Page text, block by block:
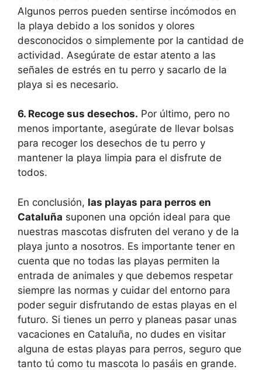
Algunos perros pueden sentirse incómodos en
la playa debido a los sonidos y olores
desconocidos o simplemente por la cantidad de
actividad. Asegúrate de estar atento a las
señales de estrés en tu perro y sacarlo de la
playa si es necesario.
6. Recoge sus desechos. Por último, pero no
menos importante, asegúrate de llevar bolsas
para recoger los desechos de tu perro y
mantener la playa limpia para el disfrute de
todos.
En conclusión, las playas para perros en
Cataluña suponen una opción ideal para que
nuestras mascotas disfruten del verano y de la
playa junto a nosotros. Es importante tener en
cuenta que no todas las playas permiten la
entrada de animales y que debemos respetar
siempre las normas y cuidar del entorno para
poder seguir disfrutando de estas playas en el
futuro. Si tienes un perro y planeas pasar unas
vacaciones en Cataluña, no dudes en visitar
alguna de estas playas para perros, seguro que
tanto tú como tu mascota lo pasáis en grande.